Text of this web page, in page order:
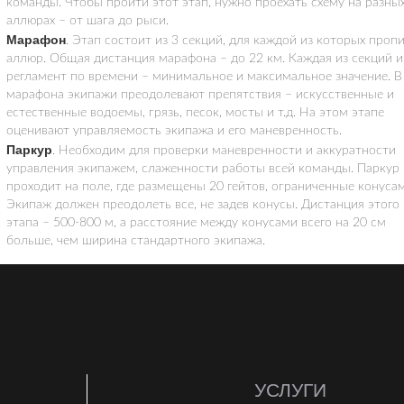
аллюрах – от шага до рыси.
Марафон. Этап состоит из 3 секций, для каждой из которых
аллюр. Общая дистанция марафона – до 22 км. Каждая из секций
регламент по времени – минимальное и максимальное значение. В
марафона экипажи преодолевают препятствия – искусственные и
естественные водоемы, грязь, песок, мосты и т.д. На этом этапе
оценивают управляемость экипажа и его маневренность.
Паркур . Необходим для проверки маневренности и аккуратности
управления экипажем, слаженности работы всей команды. Паркур
проходит на поле, где размещены 20 гейтов, ограниченные
Экипаж должен преодолеть все, не задев конусы. Дистанция этого
этапа – 500-800 м, а расстояние между конусами всего на 20 см
больше, чем ширина стандартного экипажа.
УСЛУГИ